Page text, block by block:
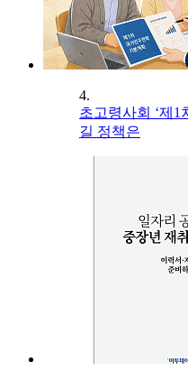
4.
초고령사회 ‘제1
길 정책은